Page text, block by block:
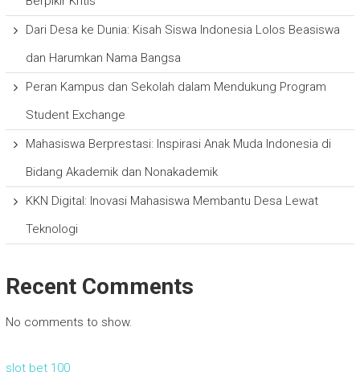
Dari Desa ke Dunia: Kisah Siswa Indonesia Lolos Beasiswa
dan Harumkan Nama Bangsa
Peran Kampus dan Sekolah dalam Mendukung Program
Student Exchange
Mahasiswa Berprestasi: Inspirasi Anak Muda Indonesia di
Bidang Akademik dan Nonakademik
KKN Digital: Inovasi Mahasiswa Membantu Desa Lewat
Teknologi
Recent Comments
No comments to show.
slot bet 100